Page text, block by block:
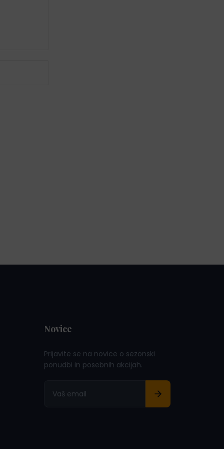
Novice
Prijavite se na novice o sezonski
ponudbi in posebnih akcijah.